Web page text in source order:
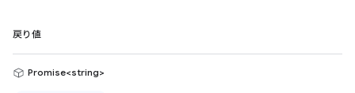
戻り値
Promise<string>